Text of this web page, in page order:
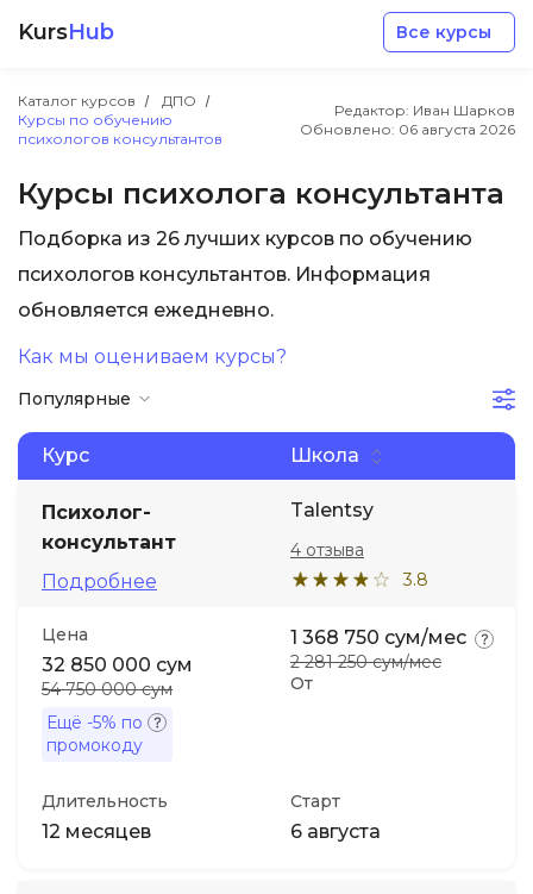
KursHub Все курсы
Каталог курсов
ДПО
Курсы по обучению
психологов консультантов
Редактор: Иван Шарков
Обновлено: 06 августа 2026
Курсы психолога консультанта
Подборка из 26 лучших курсов по обучению
психологов консультантов. Информация
обновляется ежедневно.
Как мы оцениваем курсы?
Популярные
Курс Школа
Психолог-
консультант
Подробнее
Talentsy
3.8
4 отзыва
Цена
32 850 000 сум
54 750 000 сум
Ещё -5% по
промокоду
От
1 368 750 сум/мес
2 281 250 сум/мес
Длительность
12 месяцев
Старт
6 августа
Разработка
Маркетинг
Дизайн
Аналитика
Менеджмент
Иностранные языки
Soft Skills
ДПО